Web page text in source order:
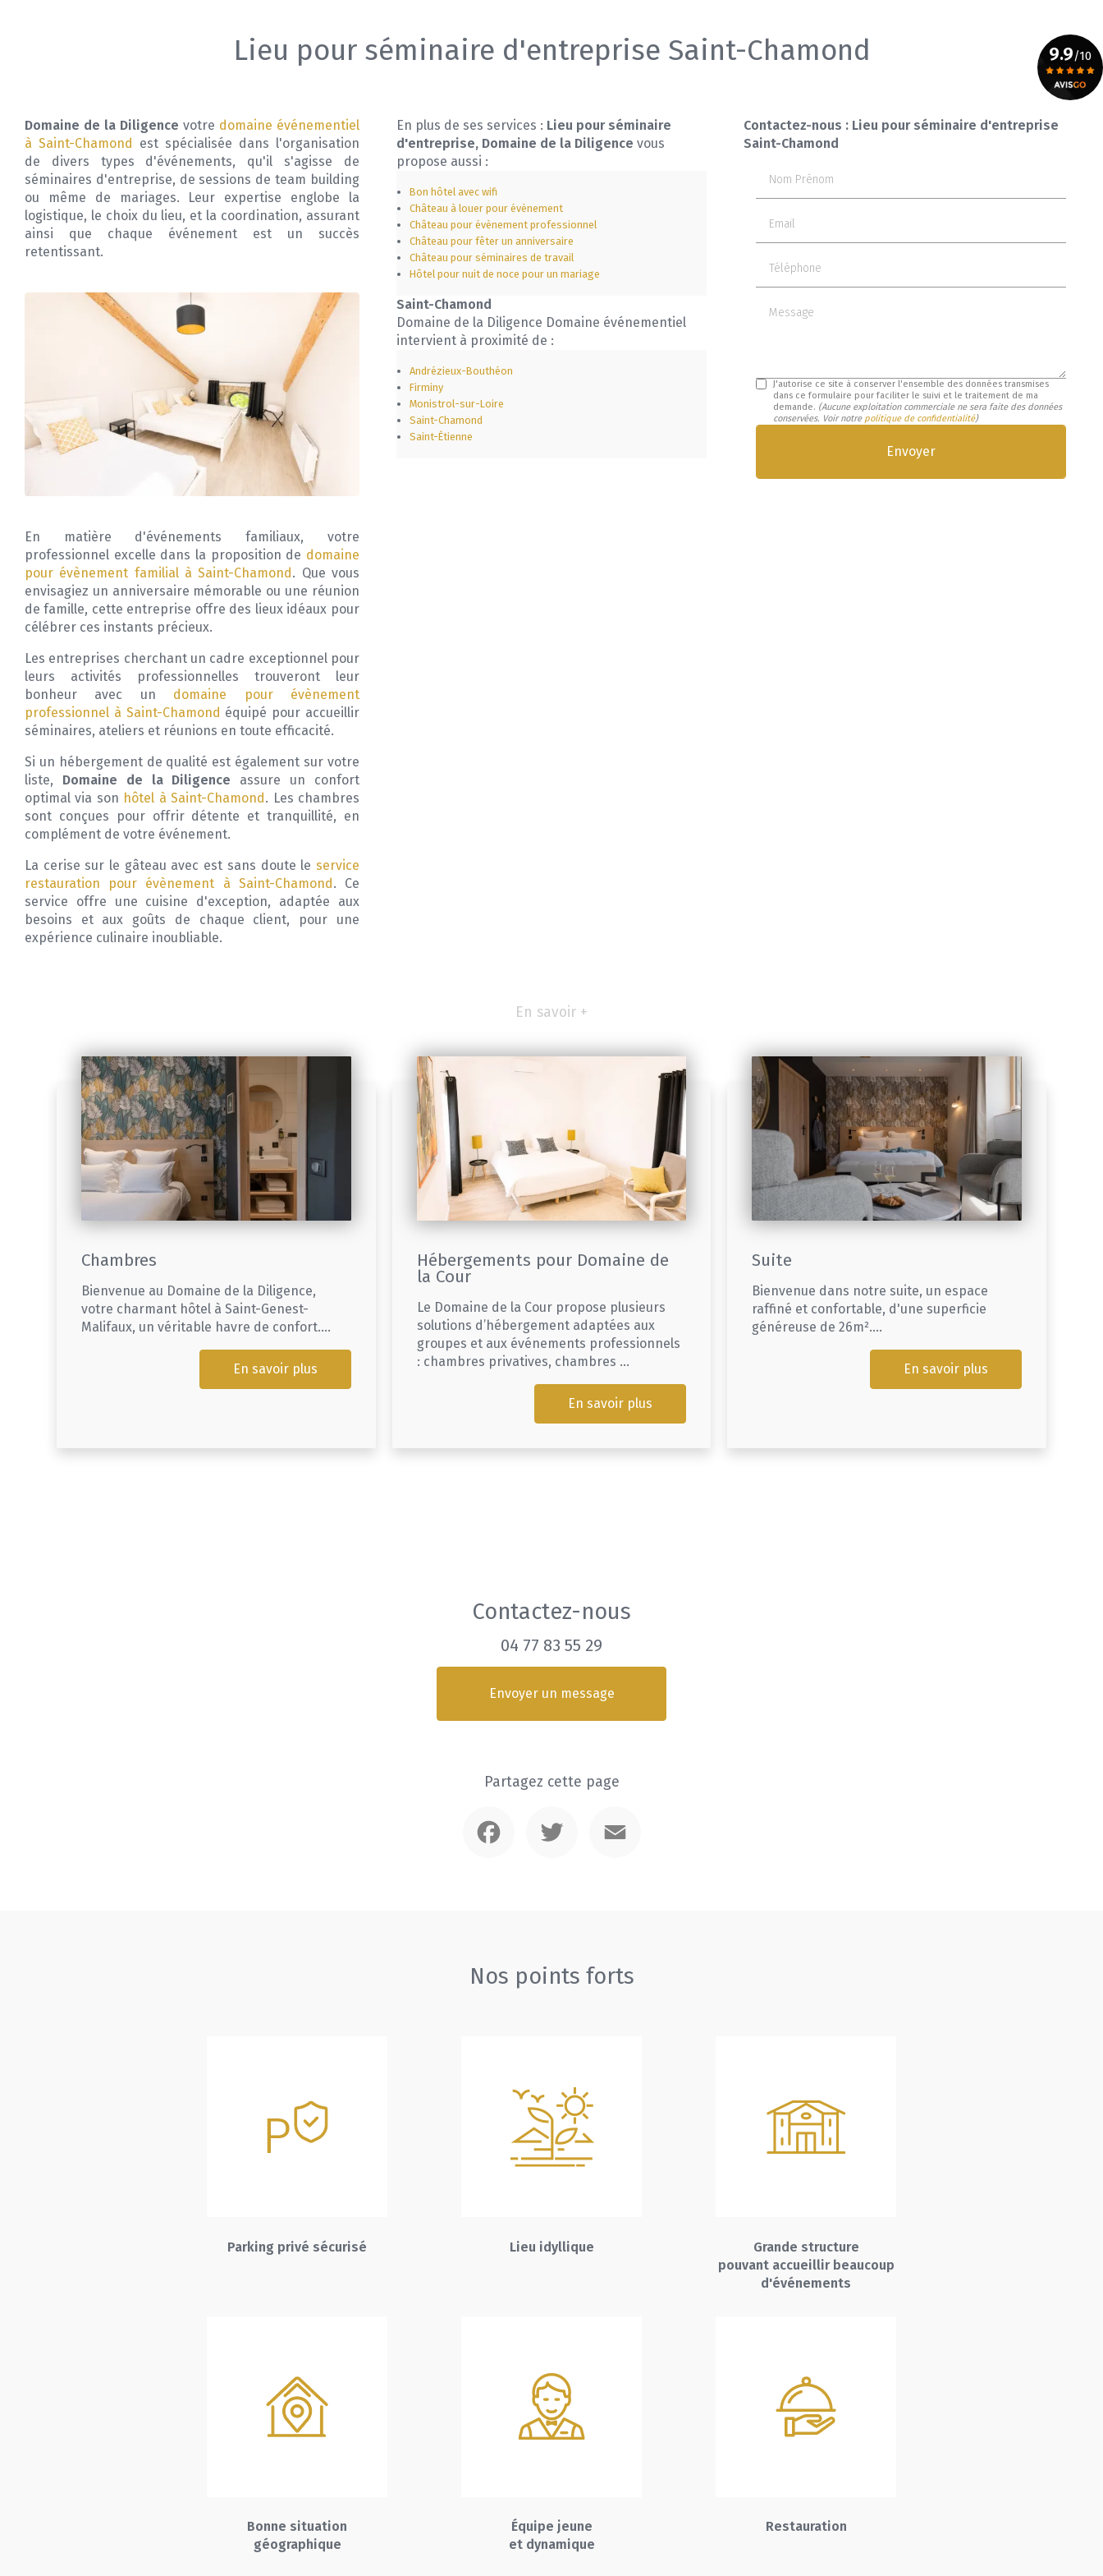
9.9/10
Lieu pour séminaire d'entreprise Saint-Chamond
Domaine de la Diligence votre domaine événementiel
à Saint-Chamond est spécialisée dans l'organisation
de divers types d'événements, qu'il s'agisse de
séminaires d'entreprise, de sessions de team building
ou même de mariages. Leur expertise englobe la
logistique, le choix du lieu, et la coordination, assurant
ainsi que chaque événement est un succès
retentissant.
En matière d'événements familiaux, votre
professionnel excelle dans la proposition de domaine
pour évènement familial à Saint-Chamond. Que vous
envisagiez un anniversaire mémorable ou une réunion
de famille, cette entreprise offre des lieux idéaux pour
célébrer ces instants précieux.
Les entreprises cherchant un cadre exceptionnel pour
leurs activités professionnelles trouveront leur
bonheur avec un domaine pour évènement
professionnel à Saint-Chamond équipé pour accueillir
séminaires, ateliers et réunions en toute efficacité.
Si un hébergement de qualité est également sur votre
liste, Domaine de la Diligence assure un confort
optimal via son hôtel à Saint-Chamond. Les chambres
sont conçues pour offrir détente et tranquillité, en
complément de votre événement.
La cerise sur le gâteau avec est sans doute le service
restauration pour évènement à Saint-Chamond. Ce
service offre une cuisine d'exception, adaptée aux
besoins et aux goûts de chaque client, pour une
expérience culinaire inoubliable.
En plus de ses services : Lieu pour séminaire
d'entreprise, Domaine de la Diligence vous
propose aussi :
Bon hôtel avec wifi
Château à louer pour évènement
Château pour évènement professionnel
Château pour fêter un anniversaire
Château pour séminaires de travail
Hôtel pour nuit de noce pour un mariage
Saint-Chamond
Domaine de la Diligence Domaine événementiel
intervient à proximité de :
Andrézieux-Bouthéon
Firminy
Monistrol-sur-Loire
Saint-Chamond
Saint-Étienne
Contactez-nous : Lieu pour séminaire d'entreprise
Saint-Chamond
J'autorise ce site à conserver l'ensemble des données transmises
dans ce formulaire pour faciliter le suivi et le traitement de ma
demande. (Aucune exploitation commerciale ne sera faite des données
conservées. Voir notre politique de confidentialité)
En savoir +
Chambres
Bienvenue au Domaine de la Diligence,
votre charmant hôtel à Saint-Genest-
Malifaux, un véritable havre de confort....
En savoir plus
Hébergements pour Domaine de
la Cour
Le Domaine de la Cour propose plusieurs
solutions d’hébergement adaptées aux
groupes et aux événements professionnels
: chambres privatives, chambres ...
En savoir plus
Suite
Bienvenue dans notre suite, un espace
raffiné et confortable, d'une superficie
généreuse de 26m²....
En savoir plus
Contactez-nous
04 77 83 55 29
Envoyer un message
Partagez cette page
Nos points forts
Parking privé sécurisé Lieu idyllique
Grande structure
pouvant accueillir beaucoup
d'événements
Bonne situation
géographique
Équipe jeune
et dynamique
Restauration